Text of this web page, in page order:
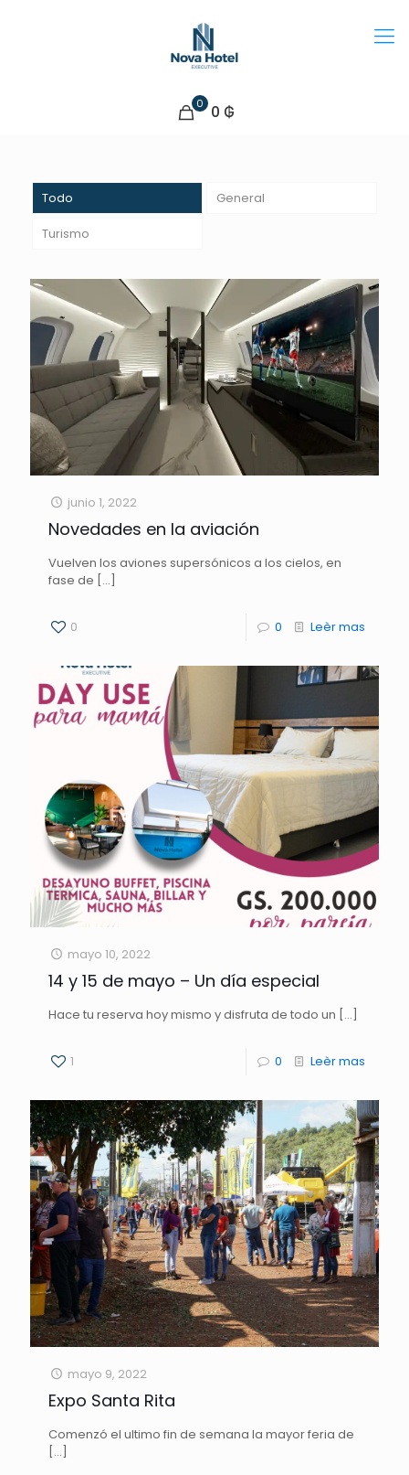
0 0 ₲
Todo General
Turismo
junio 1, 2022
Novedades en la aviación
Vuelven los aviones supersónicos a los cielos, en
fase de […]
0 0 Leèr mas
mayo 10, 2022
14 y 15 de mayo – Un día especial
Hace tu reserva hoy mismo y disfruta de todo un […]
1 0 Leèr mas
mayo 9, 2022
Expo Santa Rita
Comenzó el ultimo fin de semana la mayor feria de
[…]